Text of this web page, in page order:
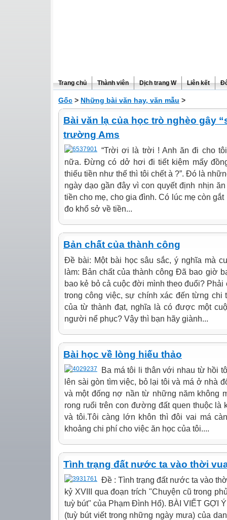
Trang chủ Thành viên Dịch trang W Liên kết
Gốc > Những bài văn hay, văn mẫu >
Bài văn lạ của học trò nghèo gây
trường Ams
“Trời ơi là trời ! Anh ăn đi cho
nữa. Đừng có dở hơi đi tiết kiệm mấy
thiếu tiền như thế thì tôi chết à ?”. Đó là
ngày dạo gần đây vì con quyết định nhịn
tiền cho mẹ, cho gia đình. Có lúc mẹ còn
đo khổ sở về tiền...
Bản chất của thành công
Đề bài: Một bài học sâu sắc, ý nghĩa mà
làm: Bản chất của thành công Đã bao giờ
bao kẻ bỏ cả cuộc đời mình theo đuổi?
trong công việc, sự chính xác đến từng chi
của từ thành đạt, nghĩa là có được một
người nể phục? Vậy thì bạn hãy giành...
Bài học về lòng hiếu thảo
Ba má tôi li thân với nhau từ hồi
lên sài gòn tìm việc, bỏ lại tôi và má ở nhà
và một đống nợ nần từ những năm không
rong ruổi trên con đường đất quen thuộc là
và tôi.Tôi càng lớn khôn thì đôi vai má
khoảng chi phí cho việc ăn học của tôi....
Tình trạng đất nước ta vào thời
Đề : Tình trạng đất nước ta vào
kỷ XVIII qua đoạn trích "Chuyện cũ trong
tuỳ bút" của Phạm Đình Hổ). BÀI VIẾT GỢI
(tuỳ bút viết trong những ngày mưa) của